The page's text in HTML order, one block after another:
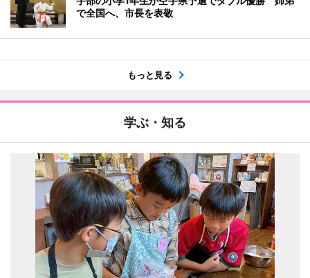
で全国へ、市長を表敬
もっと見る
学ぶ・知る